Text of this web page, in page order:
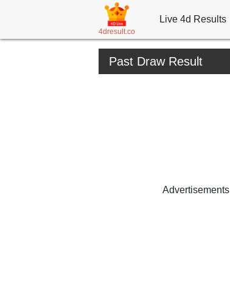
4dresult.co
Live 4d Results
Past Draw Result
Advertisements